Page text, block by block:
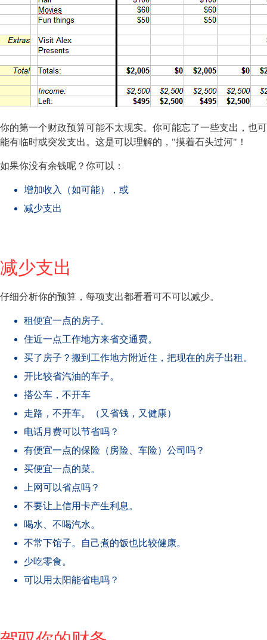
你的第一个财政预算可能不太现实。你可能忘了一些支出，也可
能有临时或突发支出。这是可以理解的，"摸着石头过河"！
如果你没有余钱呢？你可以：
增加收入（如可能），或
减少支出
减少支出
仔细分析你的预算，每项支出都看看可不可以减少。
租便宜一点的房子。
住近一点工作地方来省交通费。
买了房子？搬到工作地方附近住，把现在的房子出租。
开比较省汽油的车子。
搭公车，不开车
走路，不开车。（又省钱，又健康）
电话月费可以节省吗？
有便宜一点的保险（房险、车险）公司吗？
买便宜一点的菜。
上网可以省点吗？
不要让上信用卡产生利息。
喝水、不喝汽水。
不常下馆子。自己煮的饭也比较健康。
少吃零食。
可以用太阳能省电吗？